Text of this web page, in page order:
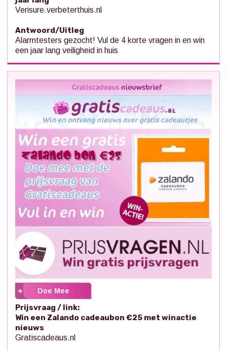
Verisure.verbeterthuis.nl
Antwoord/Uitleg
Alarmtesters gezocht! Vul de 4 korte vragen in en win
een jaar lang veiligheid in huis
Doe Mee
Prijsvraag / link:
Win een Zalando cadeaubon €25 met winactie
nieuws
Gratiscadeaus.nl